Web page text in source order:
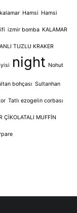
Hamsi Hamsi
izmir bomba KALAMAR
TUZLU KRAKER
night Nohut
bohçası Sultanhan
Tatlı ezogelin corbası
ÇİKOLATALI MUFFİN